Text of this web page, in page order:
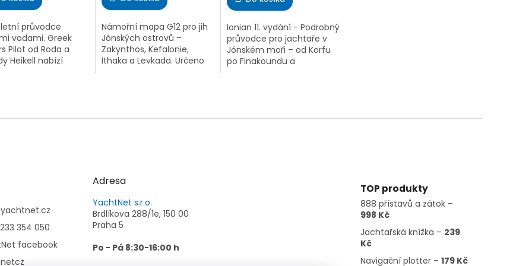
průvodce
vodami. Greek
Pilot od Roda a
Heikell nabízí
z
hvězdiček.
Námořní mapa G12 pro jih
Jónských ostrovů –
Zakynthos, Kefalonie,
Ithaka a Levkada. Určeno
z
hvězdiček.
Ionian 11. vydání - Podrobný
průvodce pro jachtaře v
Jónském moři – od Korfu
po Finakoundu a
yachtnet.cz
354 050
facebook
Adresa
YachtNet s.r.o.
Brdlíkova 288/1e, 150 00
Praha 5
Po - Pá 8:30-16:00 h
TOP produkty
888 přístavů a zátok –
998 Kč
Jachtařská knížka – 239
Kč
Navigační plotter –179 Kč